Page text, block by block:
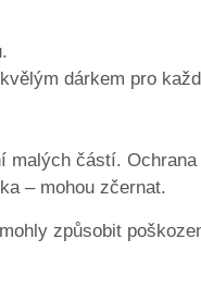
dárkem pro
malých částí.
– mohou zčernat.
způsobit